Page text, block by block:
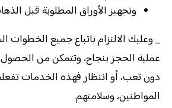
وتجهيز الأوراق المطلوبة قبل
_ وعليك الالتزام باتباع جميع الخطوات
عملية الحجز بنجاح، وتتمكن من
دون تعب، أو انتظار فهذه الخدمات
المواطنين، وسلامتهم.